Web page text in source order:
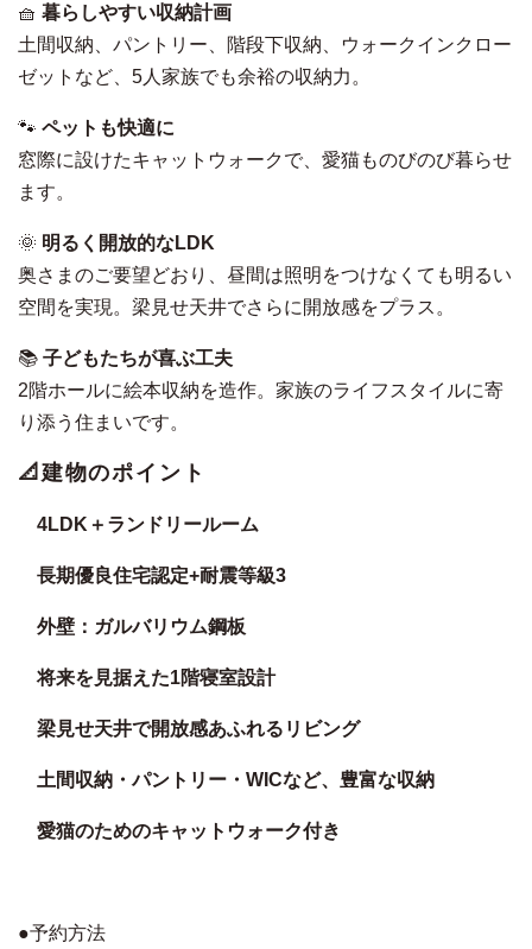
🧺 暮らしやすい収納計画
土間収納、パントリー、階段下収納、ウォークインクロー
ゼットなど、5人家族でも余裕の収納力。
🐾 ペットも快適に
窓際に設けたキャットウォークで、愛猫ものびのび暮らせ
ます。
🌞 明るく開放的なLDK
奥さまのご要望どおり、昼間は照明をつけなくても明るい
空間を実現。梁見せ天井でさらに開放感をプラス。
📚 子どもたちが喜ぶ工夫
2階ホールに絵本収納を造作。家族のライフスタイルに寄
り添う住まいです。
📐建物のポイント
4LDK＋ランドリールーム
長期優良住宅認定+耐震等級3
外壁：ガルバリウム鋼板
将来を見据えた1階寝室設計
梁見せ天井で開放感あふれるリビング
土間収納・パントリー・WICなど、豊富な収納
愛猫のためのキャットウォーク付き
●予約方法